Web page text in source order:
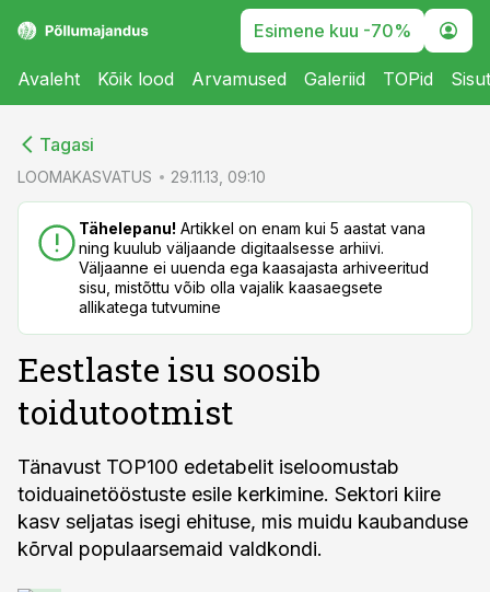
Esimene kuu -70%
Avaleht Kõik lood Arvamused Galeriid TOPid
Tagasi
LOOMAKASVATUS 29.11.13, 09:10
Tähelepanu! Artikkel on enam kui 5 aastat vana
ning kuulub väljaande digitaalsesse arhiivi.
Väljaanne ei uuenda ega kaasajasta arhiveeritud
sisu, mistõttu võib olla vajalik kaasaegsete
allikatega tutvumine
Eestlaste isu soosib
toidutootmist
Tänavust TOP100 edetabelit iseloomustab
toiduainetööstuste esile kerkimine. Sektori kiire
kasv seljatas isegi ehituse, mis muidu kaubanduse
kõrval populaarsemaid valdkondi.